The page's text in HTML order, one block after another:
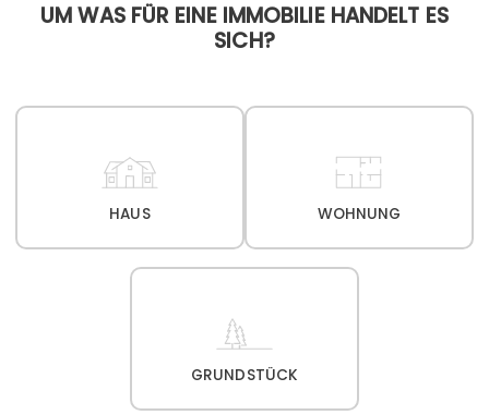
UM WAS FÜR EINE IMMOBILIE HANDELT ES
SICH?
HAUS WOHNUNG
GRUNDSTÜCK